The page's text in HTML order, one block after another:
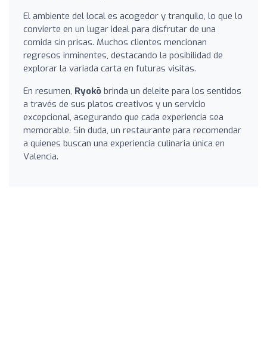
El ambiente del local es acogedor y tranquilo, lo que lo
convierte en un lugar ideal para disfrutar de una
comida sin prisas. Muchos clientes mencionan
regresos inminentes, destacando la posibilidad de
explorar la variada carta en futuras visitas.
En resumen, Ryokō brinda un deleite para los sentidos
a través de sus platos creativos y un servicio
excepcional, asegurando que cada experiencia sea
memorable. Sin duda, un restaurante para recomendar
a quienes buscan una experiencia culinaria única en
Valencia.